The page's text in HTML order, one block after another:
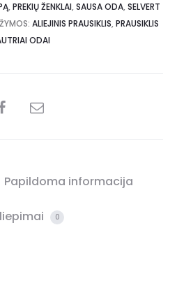
, PREKIŲ ŽENKLAI, SAUSA ODA, SELVERT
ŽYMOS: ALIEJINIS PRAUSIKLIS, PRAUSIKLIS
ODAI
Papildoma informacija
0